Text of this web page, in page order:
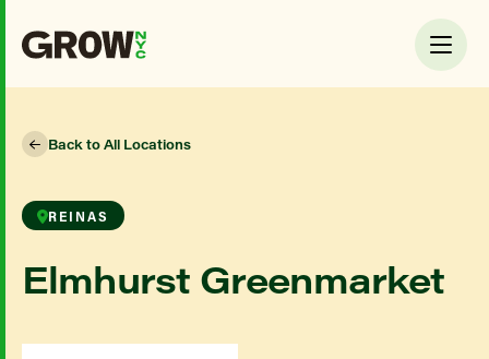
Back to All Locations
REINAS
Elmhurst Greenmarket